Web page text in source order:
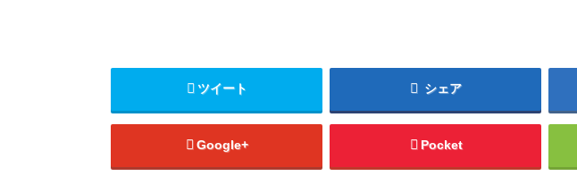
ツイート シェア
Google+ Pocket